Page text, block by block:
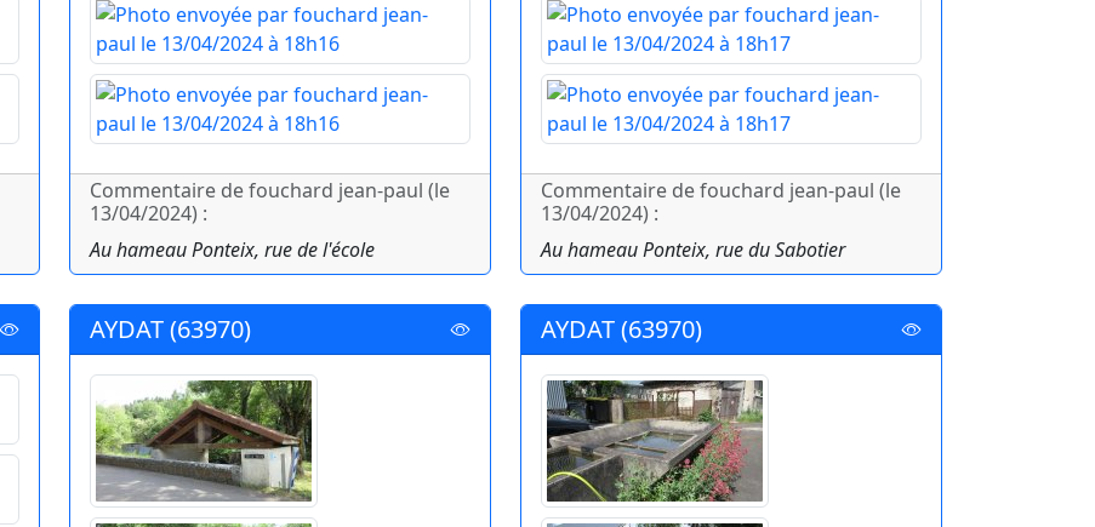
Commentaire de fouchard jean-paul (le
13/04/2024) :
Au hameau Ponteix, rue de l'école
Commentaire de fouchard jean-paul (le
13/04/2024) :
Au hameau Ponteix, rue du Sabotier
AYDAT (63970) AYDAT (63970)